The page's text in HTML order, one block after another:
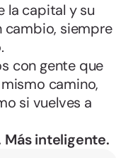
la capital y su
cambio, siempre
con gente que
camino,
si vuelves a
Más inteligente.